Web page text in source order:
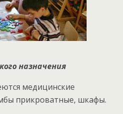
назначения
медицинские
прикроватные, шкафы.